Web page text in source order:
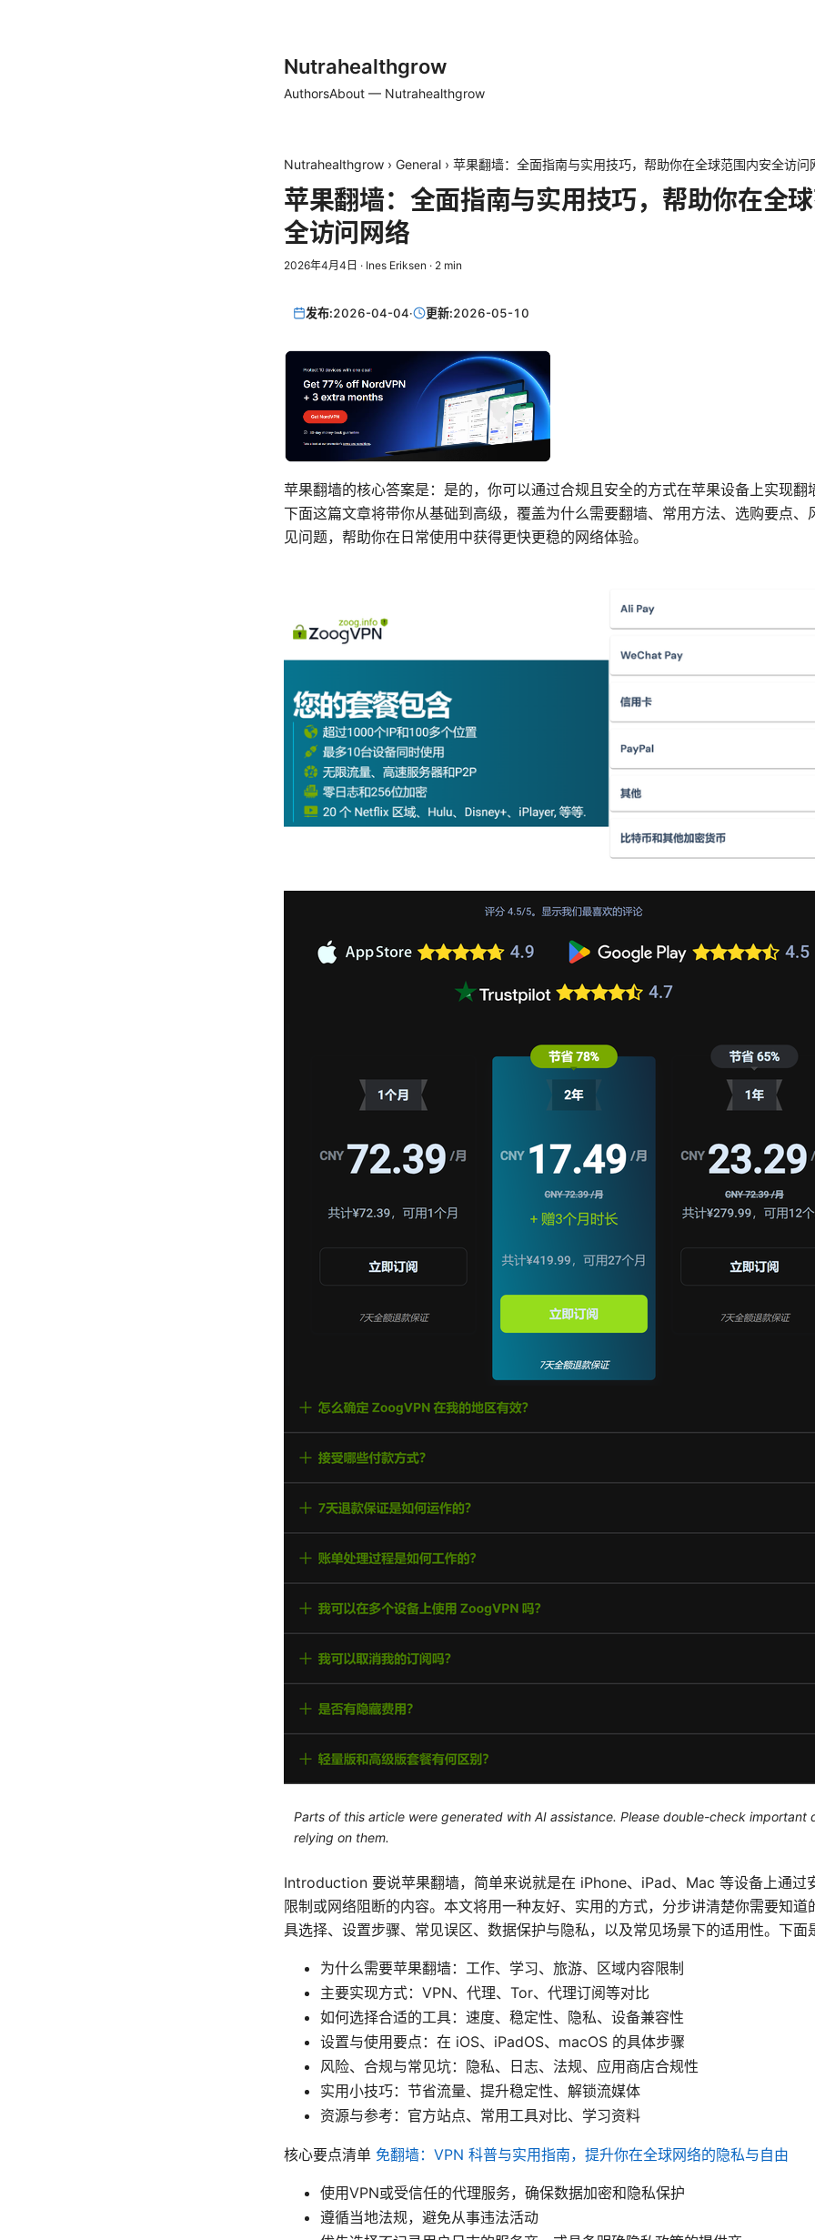
Nutrahealthgrow
AuthorsAbout — Nutrahealthgrow
Nutrahealthgrow › General › 苹果翻墙：全面指南与实用技巧，帮助你在全球范围内安全访问
苹果翻墙：全面指南与实用技巧，帮助你在全
全访问网络
2026年4月4日 · Ines Eriksen · 2 min
发布:2026-04-04· 更新:2026-05-10
苹果翻墙的核心答案是：是的，你可以通过合规且安全的方式在苹果设备上实现翻
下面这篇文章将带你从基础到高级，覆盖为什么需要翻墙、常用方法、选购要点、
见问题，帮助你在日常使用中获得更快更稳的网络体验。
Parts of this article were generated with AI assistance. Please double-check important
relying on them.
Introduction 要说苹果翻墙，简单来说就是在 iPhone、iPad、Mac 等设备上通过
限制或网络阻断的内容。本文将用一种友好、实用的方式，分步讲清楚你需要知道
具选择、设置步骤、常见误区、数据保护与隐私，以及常见场景下的适用性。下面
为什么需要苹果翻墙：工作、学习、旅游、区域内容限制
主要实现方式：VPN、代理、Tor、代理订阅等对比
如何选择合适的工具：速度、稳定性、隐私、设备兼容性
设置与使用要点：在 iOS、iPadOS、macOS 的具体步骤
风险、合规与常见坑：隐私、日志、法规、应用商店合规性
实用小技巧：节省流量、提升稳定性、解锁流媒体
资源与参考：官方站点、常用工具对比、学习资料
核心要点清单 免翻墙：VPN 科普与实用指南，提升你在全球网络的隐私与自由
使用VPN或受信任的代理服务，确保数据加密和隐私保护
遵循当地法规，避免从事违法活动